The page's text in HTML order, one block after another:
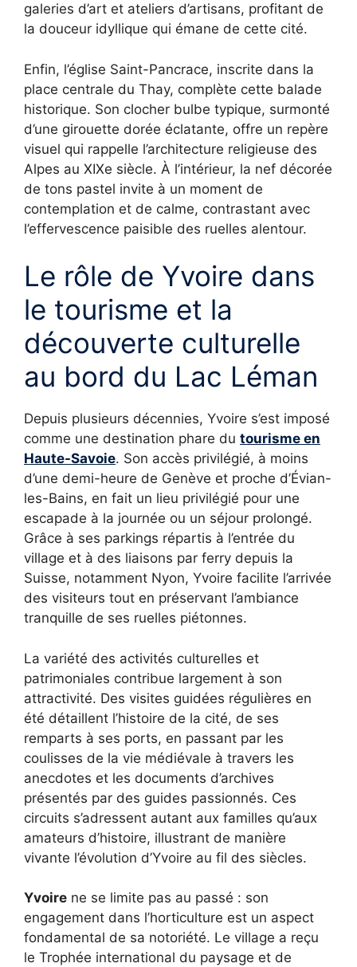
galeries d’art et ateliers d’artisans, profitant de
la douceur idyllique qui émane de cette cité.
Enfin, l’église Saint-Pancrace, inscrite dans la
place centrale du Thay, complète cette balade
historique. Son clocher bulbe typique, surmonté
d’une girouette dorée éclatante, offre un repère
visuel qui rappelle l’architecture religieuse des
Alpes au XIXe siècle. À l’intérieur, la nef décorée
de tons pastel invite à un moment de
contemplation et de calme, contrastant avec
l’effervescence paisible des ruelles alentour.
Le rôle de Yvoire dans
le tourisme et la
découverte culturelle
au bord du Lac Léman
Depuis plusieurs décennies, Yvoire s’est imposé
comme une destination phare du tourisme en
Haute-Savoie. Son accès privilégié, à moins
d’une demi-heure de Genève et proche d’Évian-
les-Bains, en fait un lieu privilégié pour une
escapade à la journée ou un séjour prolongé.
Grâce à ses parkings répartis à l’entrée du
village et à des liaisons par ferry depuis la
Suisse, notamment Nyon, Yvoire facilite l’arrivée
des visiteurs tout en préservant l’ambiance
tranquille de ses ruelles piétonnes.
La variété des activités culturelles et
patrimoniales contribue largement à son
attractivité. Des visites guidées régulières en
été détaillent l’histoire de la cité, de ses
remparts à ses ports, en passant par les
coulisses de la vie médiévale à travers les
anecdotes et les documents d’archives
présentés par des guides passionnés. Ces
circuits s’adressent autant aux familles qu’aux
amateurs d’histoire, illustrant de manière
vivante l’évolution d’Yvoire au fil des siècles.
Yvoire ne se limite pas au passé : son
engagement dans l’horticulture est un aspect
fondamental de sa notoriété. Le village a reçu
le Trophée international du paysage et de